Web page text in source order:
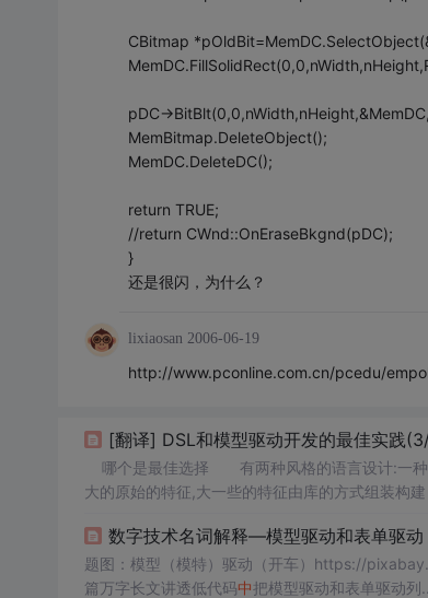
CBitmap
pDC-
MemBitmap.DeleteObject();
MemDC.DeleteDC();
return TRUE;
//return CWnd::OnEraseBkgnd(pDC);
}
还是很闪，为什么？
lixiaosan 2006-06-19
http://www.pconline.com.cn/pcedu/
[翻译] DSL和模型驱动开发的最佳实践
哪个是最佳选择 有两种风格的语言设计:一种
大的原始的特征,大一些的特征由库的方式组装构建． 在构建DSL的时候需要一直记住的是：确认你的语言设计始终保持一致．你
数字技术名词解释—模型驱动和表单驱动
题图：模型（模特）驱动（开车）https://
篇万字长文讲透低代码中把模型驱动和表单驱动列...